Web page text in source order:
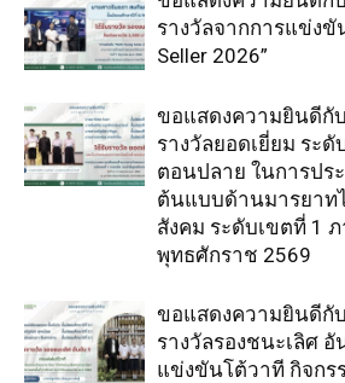
รางวัลจากการแข่งขั
Seller 2026”
ขอแสดงความยินดีกั
รางวัลยอดเยี่ยม ระ
ตอนปลาย ในการปร
ต้นแบบด้านมารยาท
สังคม ระดับเขตที่ 1
พุทธศักราช 2569
ขอแสดงความยินดีกั
รางวัลรองชนะเลิศ
แข่งขันโต้วาที กิจก